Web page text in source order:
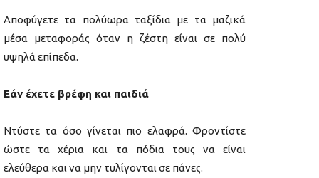
Αποφύγετε τα πολύωρα ταξίδια με τα μαζικά
μέσα μεταφοράς όταν η ζέστη είναι σε πολύ
υψηλά επίπεδα.
Εάν έχετε βρέφη και παιδιά
Ντύστε τα όσο γίνεται πιο ελαφρά. Φροντίστε
ώστε τα χέρια και τα πόδια τους να είναι
ελεύθερα και να μην τυλίγονται σε πάνες.